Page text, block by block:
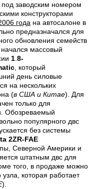
заводским номером
конструкторами
года на автосалоне в
предназначался для
обновления семейств
начался массовый
1 8-
, который
день силовые
на нескольких
(в США и Китае). Для
только для
Обозреваемый
популярного двс
без системы
2ZR-FAE
Северной Америки и
штатным двс для
того, в продаже можно
которая работает
).